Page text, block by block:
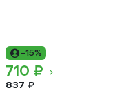
-15%
710 ₽
837 ₽